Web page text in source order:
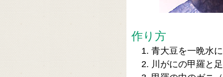
作り方
青大豆を一晩水
川がにの甲羅と